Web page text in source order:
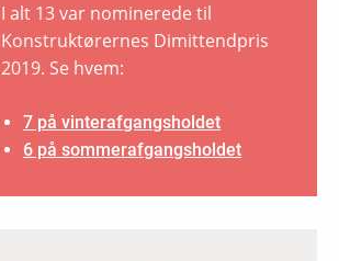
I alt 13 var nominerede til
Konstruktørernes Dimittendpris
2019. Se hvem:
7 på vinterafgangsholdet
6 på sommerafgangsholdet